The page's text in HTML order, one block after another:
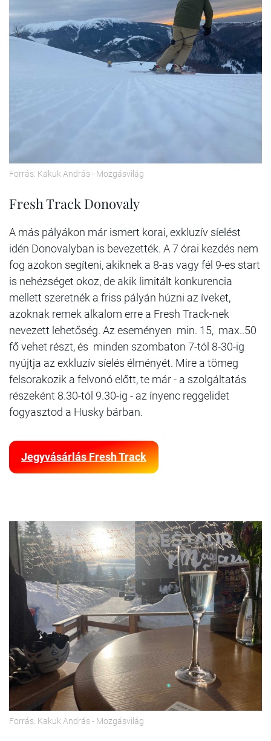
Forrás: Kakuk András - Mozgásvilág
Fresh Track Donovaly
A más pályákon már ismert korai, exkluzív síelést
idén Donovalyban is bevezették. A 7 órai kezdés nem
fog azokon segíteni, akiknek a 8-as vagy fél 9-es start
is nehézséget okoz, de akik limitált konkurencia
mellett szeretnék a friss pályán húzni az íveket,
azoknak remek alkalom erre a Fresh Track-nek
nevezett lehetőség. Az eseményen min. 15, max..50
fő vehet részt, és minden szombaton 7-tól 8-30-ig
nyújtja az exkluzív síelés élményét. Mire a tömeg
felsorakozik a felvonó előtt, te már - a szolgáltatás
részeként 8.30-tól 9.30-ig - az ínyenc reggelidet
fogyasztod a Husky bárban.
Jegyvásárlás Fresh Track
Forrás: Kakuk András - Mozgásvilág